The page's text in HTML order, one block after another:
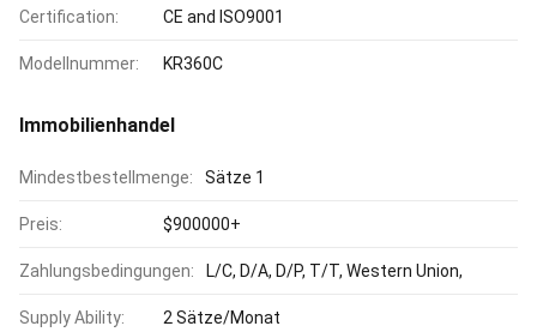
Certification: CE and ISO9001
Modellnummer: KR360C
Immobilienhandel
Mindestbestellmenge: Sätze 1
Preis: $900000+
Zahlungsbedingungen: L/C, D/A, D/P, T/T, Western Union,
Supply Ability: 2 Sätze/Monat